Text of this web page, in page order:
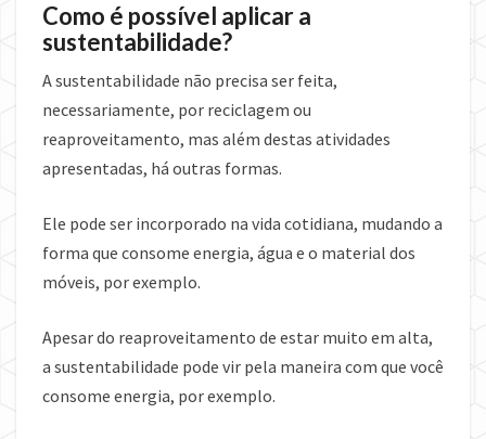
Como é possível aplicar a
sustentabilidade?
A sustentabilidade não precisa ser feita,
necessariamente, por reciclagem ou
reaproveitamento, mas além destas atividades
apresentadas, há outras formas.
Ele pode ser incorporado na vida cotidiana, mudando a
forma que consome energia, água e o material dos
móveis, por exemplo.
Apesar do reaproveitamento de estar muito em alta,
a sustentabilidade pode vir pela maneira com que você
consome energia, por exemplo.